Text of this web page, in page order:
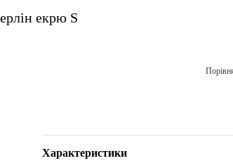
екрю S
Характеристики